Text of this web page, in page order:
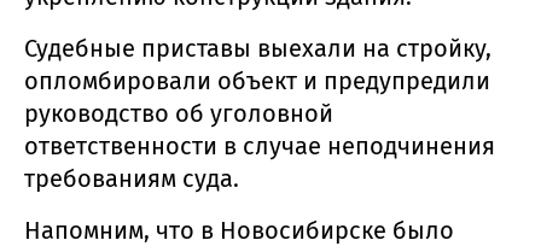
Судебные приставы выехали на стройку,
опломбировали объект и предупредили
руководство об уголовной
ответственности в случае неподчинения
требованиям суда.
Напомним, что в Новосибирске было